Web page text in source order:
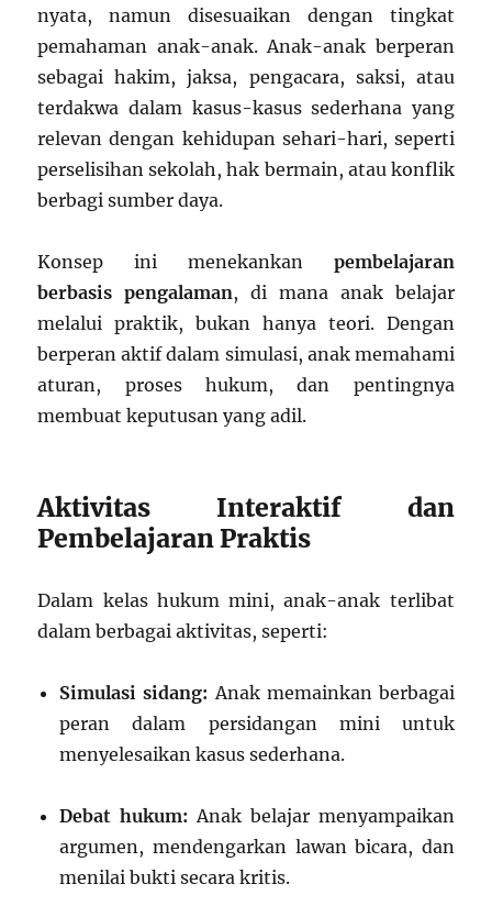
nyata, namun disesuaikan dengan tingkat
pemahaman anak-anak. Anak-anak berperan
sebagai hakim, jaksa, pengacara, saksi, atau
terdakwa dalam kasus-kasus sederhana yang
relevan dengan kehidupan sehari-hari, seperti
perselisihan sekolah, hak bermain, atau konflik
berbagi sumber daya.
Konsep ini menekankan pembelajaran
berbasis pengalaman, di mana anak belajar
melalui praktik, bukan hanya teori. Dengan
berperan aktif dalam simulasi, anak memahami
aturan, proses hukum, dan pentingnya
membuat keputusan yang adil.
Aktivitas Interaktif dan
Pembelajaran Praktis
Dalam kelas hukum mini, anak-anak terlibat
dalam berbagai aktivitas, seperti:
Simulasi sidang: Anak memainkan berbagai
peran dalam persidangan mini untuk
menyelesaikan kasus sederhana.
Debat hukum: Anak belajar menyampaikan
argumen, mendengarkan lawan bicara, dan
menilai bukti secara kritis.